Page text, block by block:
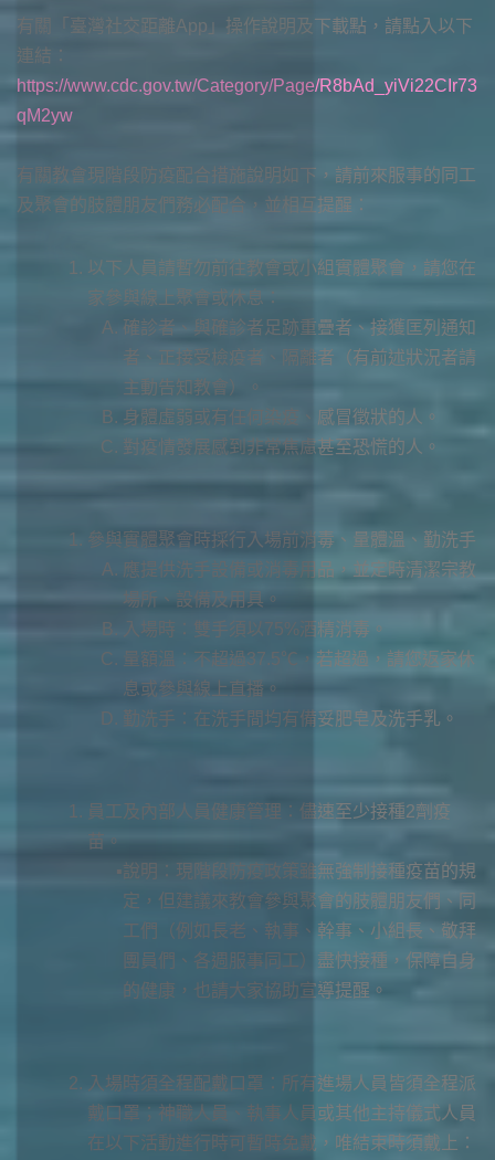
有關「臺灣社交距離App」操作說明及下載點，請點入以下
連結：
https://www.cdc.gov.tw/Category/Page/R8bAd_yiVi22CIr73
qM2yw
有關教會現階段防疫配合措施說明如下，請前來服事的同工
及聚會的肢體朋友們務必配合，並相互提醒：
以下人員請暫勿前往教會或小組實體聚會，請您在
家參與線上聚會或休息：
確診者、與確診者足跡重疊者、接獲匡列通知
者、正接受檢疫者、隔離者（有前述狀況者請
主動告知教會）。
身體虛弱或有任何染疫、感冒徵狀的人。
對疫情發展感到非常焦慮甚至恐慌的人。
參與實體聚會時採行入場前消毒、量體溫、勤洗手
應提供洗手設備或消毒用品，並定時清潔宗教
場所、設備及用具。
入場時：雙手須以75%酒精消毒。
量額溫：不超過37.5℃，若超過，請您返家休
息或參與線上直播。
勤洗手：在洗手間均有備妥肥皂及洗手乳。
員工及內部人員健康管理：儘速至少接種2劑疫
苗。
說明：現階段防疫政策雖無強制接種疫苗的規
定，但建議來教會參與聚會的肢體朋友們、同
工們（例如長老、執事、幹事、小組長、敬拜
團員們、各週服事同工）盡快接種，保障自身
的健康，也請大家協助宣導提醒。
入場時須全程配戴口罩：所有進場人員皆須全程派
戴口罩；神職人員、執事人員或其他主持儀式人員
在以下活動進行時可暫時免戴，唯結束時須戴上：